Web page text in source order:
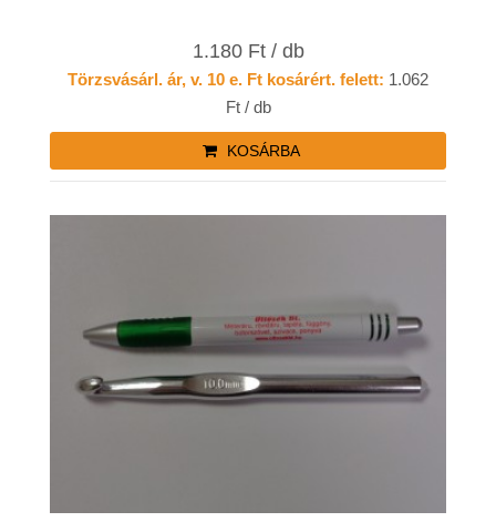
1.180 Ft / db
Törzsvásárl. ár, v. 10 e. Ft kosárért. felett: 1.062
Ft / db
KOSÁRBA